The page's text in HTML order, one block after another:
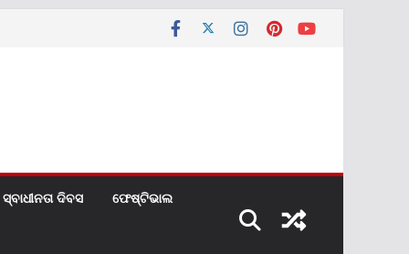
ସ୍ବାଧୀନତା ଦିବସ ଫେଷ୍ଟିଭାଲ